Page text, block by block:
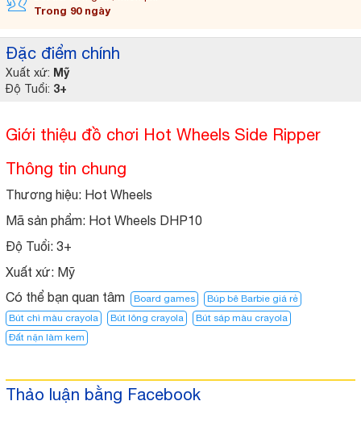
Đặc điểm chính
Xuất xứ: Mỹ
Độ Tuổi: 3+
Trong 90 ngày
Giới thiệu đồ chơi Hot Wheels Side Ripper
Thông tin chung
Thương hiệu: Hot Wheels
Mã sản phẩm: Hot Wheels DHP10
Độ Tuổi: 3+
Xuất xứ: Mỹ
Có thể bạn quan tâm
Board games
Búp bê Barbie giá rẻ
Bút chì màu crayola
Bút lông crayola
Bút sáp màu crayola
Đất nặn làm kem
Thảo luận bằng Facebook